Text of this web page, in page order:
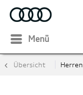
Menü
Übersicht Herren